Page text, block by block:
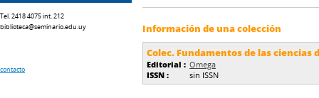
Información de una colección
Colec. Fundamentos de las
Editorial : Omega
ISSN :
sin ISSN
Tel. 2418 4075 int. 212
biblioteca@seminario.edu.uy
contacto